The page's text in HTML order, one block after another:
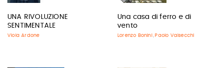
UNA RIVOLUZIONE
SENTIMENTALE
Viola Ardone
Una casa di ferro e di
vento
Lorenzo Bonini , Paolo Valsecchi